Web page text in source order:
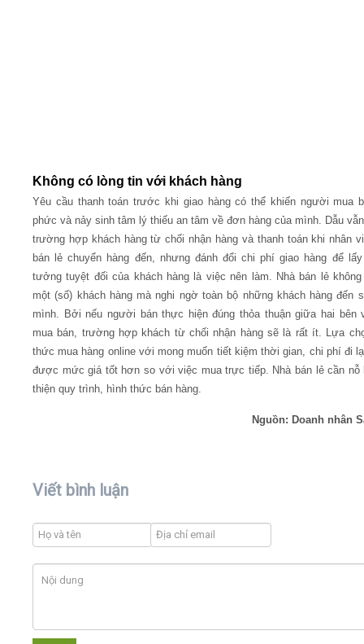
Không có lòng tin với khách hàng
Yêu cầu thanh toán trước khi giao hàng có thể khiến người mua
phức và nảy sinh tâm lý thiếu an tâm về đơn hàng của mình. Dẫu
trường hợp khách hàng từ chối nhận hàng và thanh toán khi nhân
bán lẻ chuyển hàng đến, nhưng đánh đổi chi phí giao hàng để
tưởng tuyệt đối của khách hàng là việc nên làm. Nhà bán lẻ
một (số) khách hàng mà nghi ngờ toàn bộ những khách hàng đến
mình. Bởi nếu người bán thực hiện đúng thỏa thuận giữa hai bên
mua bán, trường hợp khách từ chối nhận hàng sẽ là rất ít. Lựa
thức mua hàng online với mong muốn tiết kiệm thời gian, chi phí đi
được mức giá tốt hơn so với việc mua trực tiếp. Nhà bán lẻ cần nỗ
thiện quy trình, hình thức bán hàng.
Nguồn: Doanh nhân
Viết bình luận